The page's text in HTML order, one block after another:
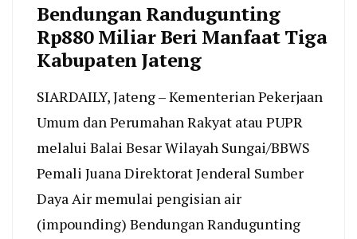
Bendungan Randugunting
Rp880 Miliar Beri Manfaat Tiga
Kabupaten Jateng
SIARDAILY, Jateng – Kementerian Pekerjaan
Umum dan Perumahan Rakyat atau PUPR
melalui Balai Besar Wilayah Sungai/BBWS
Pemali Juana Direktorat Jenderal Sumber
Daya Air memulai pengisian air
(impounding) Bendungan Randugunting